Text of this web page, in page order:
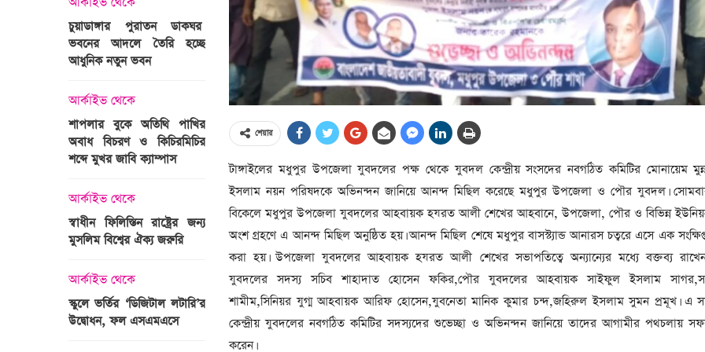
শেয়ার
টাঙ্গাইলের মধুপুর উপজেলা যুবদলের পক্ষ থেকে যুবদল কেন্দ্রীয় সংসদের নবগঠিত কমিটির মোনায়েম
ইসলাম নয়ন পরিষদকে অভিনন্দন জানিয়ে আনন্দ মিছিল করেছে মধুপুর উপজেলা ও পৌর যুবদল।
বিকেলে মধুপুর উপজেলা যুবদলের আহবায়ক হযরত আলী শেখের আহবানে, উপজেলা, পৌর ও বিভিন্ন
অংশ গ্রহণে এ আনন্দ মিছিল অনুষ্ঠিত হয়। আনন্দ মিছিল শেষে মধুপুর বাসস্ট্যান্ড আনারস চত্বরে এসে এক
করা হয়। উপজেলা যুবদলের আহবায়ক হযরত আলী শেখের সভাপতিত্বে অন্যান্যের মধ্যে বক্তব্য
যুবদলের সদস্য সচিব শাহাদাত হোসেন ফকির,পৌর যুবদলের আহবায়ক সাইফুল ইসলাম
শামীম,সিনিয়র যুগ্ম আহবায়ক আরিফ হোসেন,যুবনেতা মানিক কুমার চন্দ,জহিরুল ইসলাম সুমন প্রমূখ। এ
কেন্দ্রীয় যুবদলের নবগঠিত কমিটির সদস্যদের শুভেচ্ছা ও অভিনন্দন জানিয়ে তাদের আগামীর পথচলায়
করেন।
চুয়াডাঙ্গার পুরাতন ডাকঘর
ভবনের আদলে তৈরি হচ্ছে
আধুনিক নতুন ভবন
আর্কাইভ থেকে
শাপলার বুকে অতিথি পাখির
অবাধ বিচরণ ও কিচিরমিচির
শব্দে মুখর জাবি ক্যাম্পাস
আর্কাইভ থেকে
স্বাধীন ফিলিস্তিন রাষ্ট্রের জন্য
মুসলিম বিশ্বের ঐক্য জরুরি
আর্কাইভ থেকে
স্কুলে ভর্তির ‘ডিজিটাল লটারি’র
উদ্বোধন, ফল এসএমএসে
অপরাধ
গুলশান হলি আর্টিজান হামলা
মামলা : হাইকোর্টের রায় আজ
আন্তর্জাতিক
অজ্ঞাত বন্দুকধারীর গুলিতে
মাওলানা তারেক জামিলের
ছেলের মৃত্যু
আন্তর্জাতিক
বিশ্বকাপ ইাতহাসে সাকিবের
আরেকটি রেকর্ড
আর্কাইভ থেকে
টানেল উদ্বোধন : প্রধানমন্ত্রীর
জনসভায় যোগ দিচ্ছেন দলীয়
নেতাকর্মীরা
আর্কাইভ থেকে
সেহরি, ইফতার ও তারাবির
সময় নিরবচ্ছিন্ন বিদ্যুৎ রাখার
নির্দেশ: প্রধানমন্ত্রী তারেক
দেশের ১১তম প্রধানমন্ত্রী হলেন
তারেক রহমান
আর্কাইভ থেকে
নতুন মন্ত্রিসভা ৫০ সদস্যের হতে
পারে, ২৫ পূর্ণমন্ত্রী, প্রতিমন্ত্রী
আর্কাইভ থেকে